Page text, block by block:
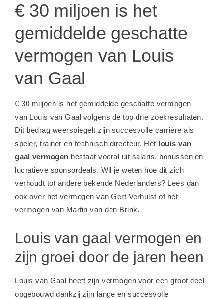
€ 30 miljoen is het
gemiddelde geschatte
vermogen van Louis
van Gaal
€ 30 miljoen is het gemiddelde geschatte vermogen
van Louis van Gaal volgens de top drie zoekresultaten.
Dit bedrag weerspiegelt zijn succesvolle carrière als
speler, trainer en technisch directeur. Het louis van
gaal vermogen bestaat vooral uit salaris, bonussen en
lucratieve sponsordeals. Wil je weten hoe dit zich
verhoudt tot andere bekende Nederlanders? Lees dan
ook over het vermogen van Gert Verhulst of het
vermogen van Martin van den Brink.
Louis van gaal vermogen en
zijn groei door de jaren heen
Louis van Gaal heeft zijn vermogen voor een groot deel
opgebouwd dankzij zijn lange en succesvolle